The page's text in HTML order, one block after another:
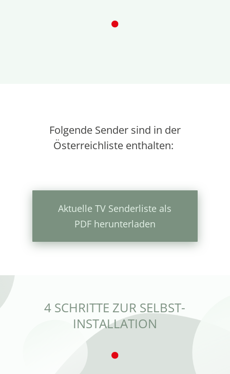
Folgende Sender sind in der
Österreichliste enthalten:
Aktuelle TV Senderliste als
PDF herunterladen
4 SCHRITTE ZUR SELBST-
INSTALLATION